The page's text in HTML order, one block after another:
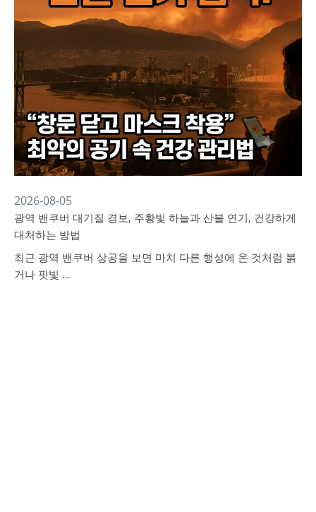
2026-08-05
광역 밴쿠버 대기질 경보, 주황빛 하늘과 산불 연기, 건강하게
대처하는 방법
최근 광역 밴쿠버 상공을 보면 마치 다른 행성에 온 것처럼 붉
거나 핏빛 …